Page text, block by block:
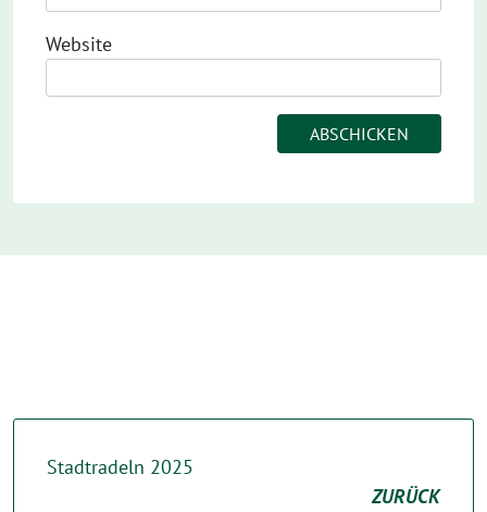
Website
Stadtradeln 2025
ZURÜCK